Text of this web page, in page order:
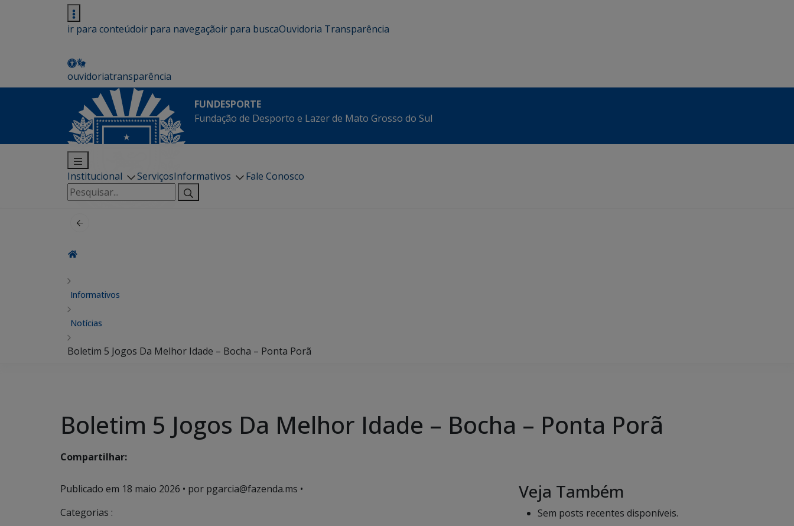
ir para conteúdoir para navegaçãoir para buscaOuvidoria Transparência
ouvidoriatransparência
FUNDESPORTE
Fundação de Desporto e Lazer de Mato Grosso do Sul
Institucional ServiçosInformativos
Fale Conosco
Pesquisar
por:
Informativos
Notícias
Boletim 5 Jogos Da Melhor Idade – Bocha – Ponta Porã
Boletim 5 Jogos Da Melhor Idade – Bocha – Ponta Porã
Compartilhar:
Publicado em 18 maio 2026 • por pgarcia@fazenda.ms •
Categorias :
Veja Também
Sem posts recentes disponíveis.